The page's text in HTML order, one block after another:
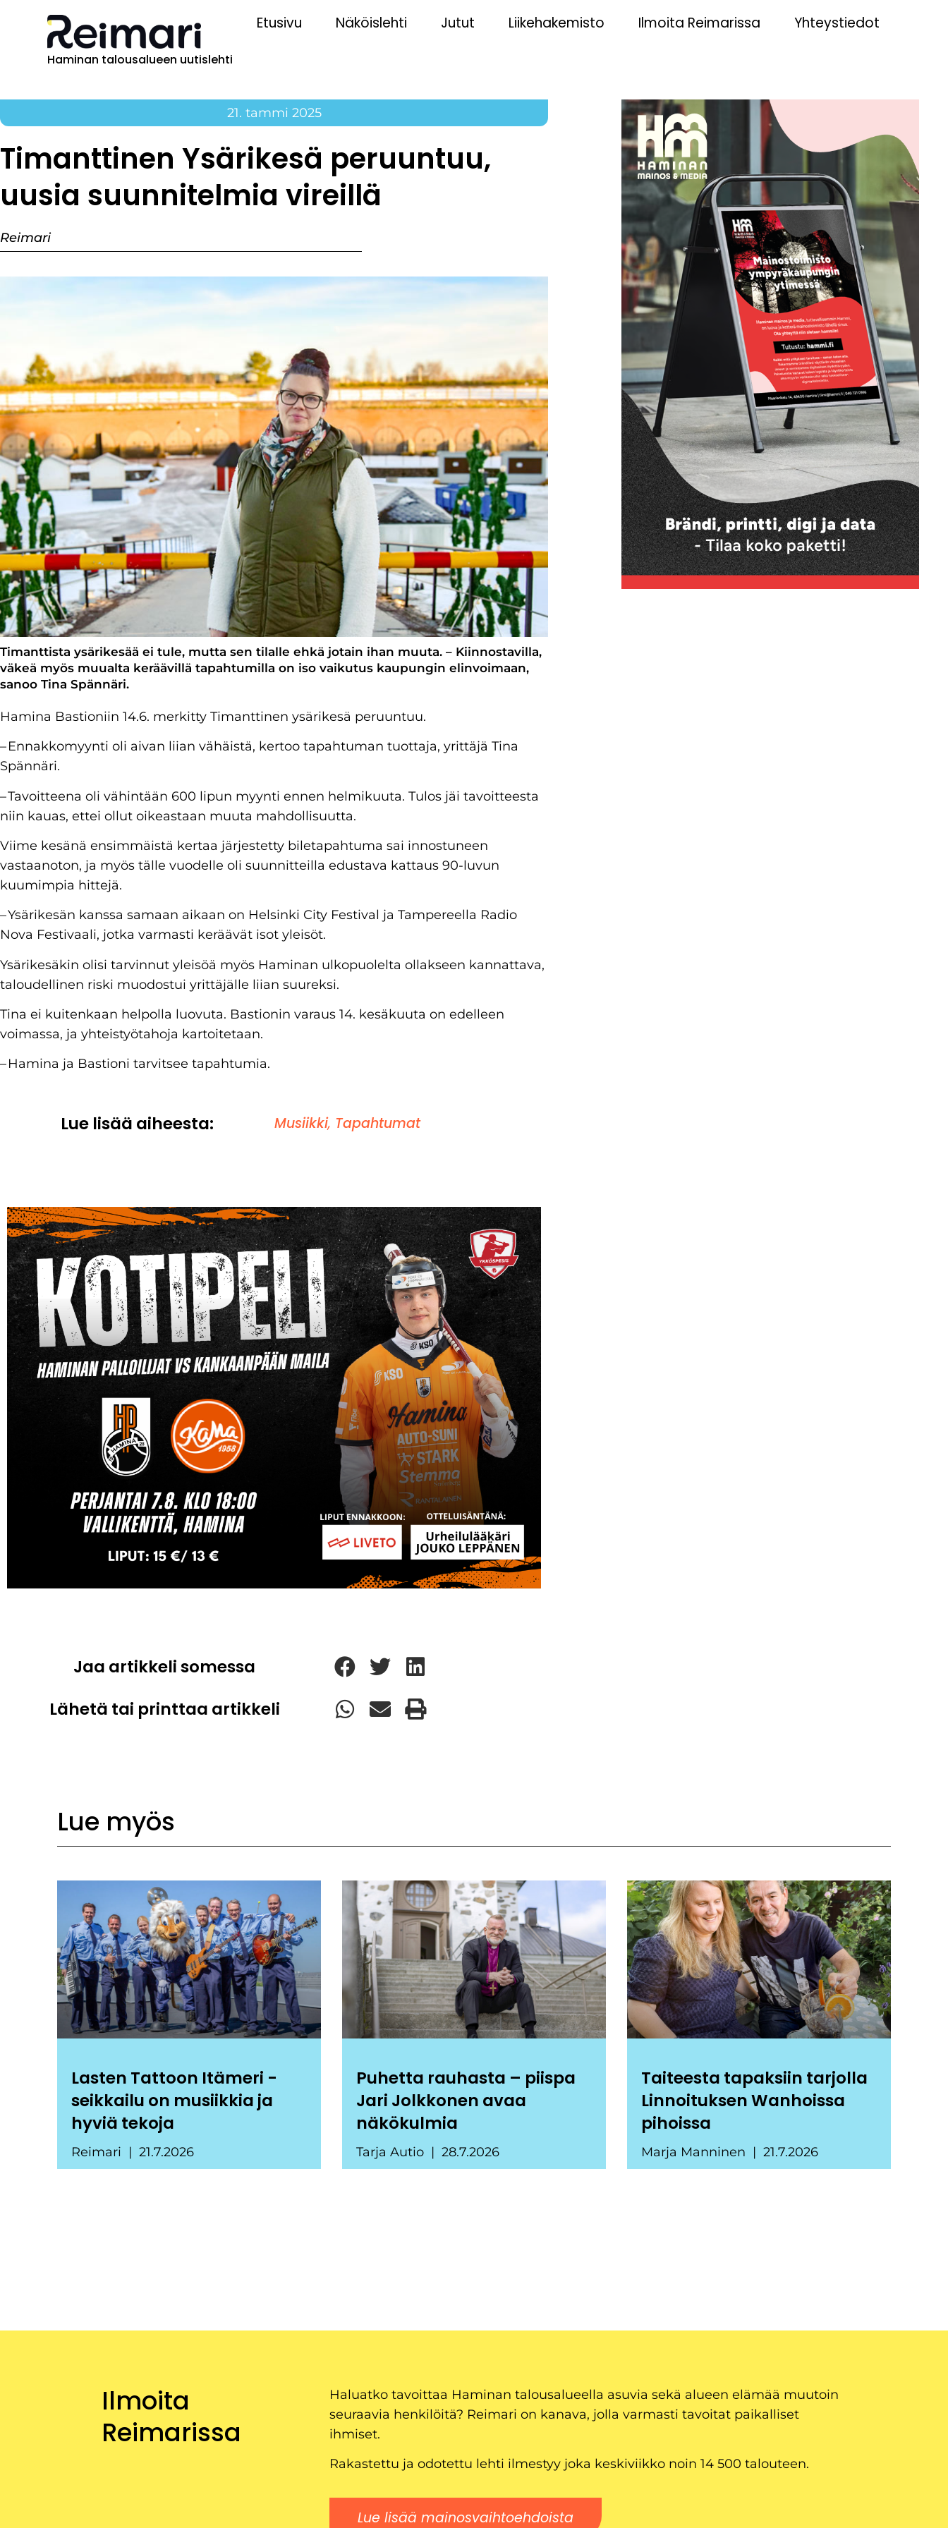
Haminan talousalueen uutislehti
Etusivu Näköislehti Jutut Liikehakemisto Ilmoita Reimarissa Yhteystiedot
21. tammi 2025
Timanttinen Ysärikesä peruuntuu,
uusia suunnitelmia vireillä
Reimari
Timanttista ysärikesää ei tule, mutta sen tilalle ehkä jotain ihan muuta. – Kiinnostavilla,
väkeä myös muualta keräävillä tapahtumilla on iso vaikutus kaupungin elinvoimaan,
sanoo Tina Spännäri.
Hamina Bastioniin 14.6. merkitty Timanttinen ysärikesä peruuntuu.
– Ennakkomyynti oli aivan liian vähäistä, kertoo tapahtuman tuottaja, yrittäjä Tina
Spännäri.
– Tavoitteena oli vähintään 600 lipun myynti ennen helmikuuta. Tulos jäi tavoitteesta
niin kauas, ettei ollut oikeastaan muuta mahdollisuutta.
Viime kesänä ensimmäistä kertaa järjestetty biletapahtuma sai innostuneen
vastaanoton, ja myös tälle vuodelle oli suunnitteilla edustava kattaus 90-luvun
kuumimpia hittejä.
– Ysärikesän kanssa samaan aikaan on Helsinki City Festival ja Tampereella Radio
Nova Festivaali, jotka varmasti keräävät isot yleisöt.
Ysärikesäkin olisi tarvinnut yleisöä myös Haminan ulkopuolelta ollakseen kannattava,
taloudellinen riski muodostui yrittäjälle liian suureksi.
Tina ei kuitenkaan helpolla luovuta. Bastionin varaus 14. kesäkuuta on edelleen
voimassa, ja yhteistyötahoja kartoitetaan.
– Hamina ja Bastioni tarvitsee tapahtumia.
Lue lisää aiheesta: Musiikki, Tapahtumat
Jaa artikkeli somessa
Lähetä tai printtaa artikkeli
Lue myös
Lasten Tattoon Itämeri -
seikkailu on musiikkia ja
hyviä tekoja
Reimari 21.7.2026
Puhetta rauhasta – piispa
Jari Jolkkonen avaa
näkökulmia
Tarja Autio 28.7.2026
Taiteesta tapaksiin tarjolla
Linnoituksen Wanhoissa
pihoissa
Marja Manninen 21.7.2026
Ilmoita
Reimarissa
Haluatko tavoittaa Haminan talousalueella asuvia sekä alueen elämää muutoin
seuraavia henkilöitä? Reimari on kanava, jolla varmasti tavoitat paikalliset
ihmiset.
Rakastettu ja odotettu lehti ilmestyy joka keskiviikko noin 14 500 talouteen.
Lue lisää mainosvaihtoehdoista